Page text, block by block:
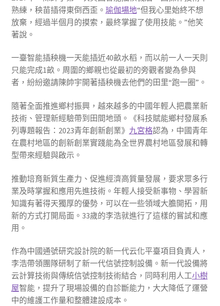
熟練，秧苗插得東倒西歪。 瑜伽場地“但我心里始終不想
放棄，經過半個月的摸索，最終掌握了使用技能。”他笑
著說。
一臺智能插秧機一天能插近40畝水稻，而以前一人一天則
只能完成1畝。周圍的鄉親也從最初的旁觀者變為參與
者，紛紛邀請陳帥宇開著插秧機去他們的田里“跑一圈”。
隨著全面推進鄉村振興，越來越多的中國年輕人把農業新
技術、管理新經驗帶到田間地頭。《科技賦能鄉村發展系
列專題報告：2023青年創新創業》 九宮格認為，中國青年
在農村地區的創新創業實踐能為全世界農村地區發展和轉
型帶來經驗與啟示。
推動培育新質生產力、促進經濟高質量發展，要求眾多行
業及時掌握和應用先進技術。年輕人接受新事物、學習新
知識有著得天獨厚的優勢，可以在一些領域大膽開拓，用
新的方式打開局面。33歲的李浩就進行了這樣的嘗試和應
用。
作為中國通號研究設計院的新一代云化平臺項目負責人，
李浩帶領團隊研制了新一代信號控制設備。新一代設備將
云計算技術與傳統信號控制技術結合，同時利用人工小樹
屋智能，提升了現場設備的自診斷能力，大大降低了運營
中的維護工作量和整體建設成本。